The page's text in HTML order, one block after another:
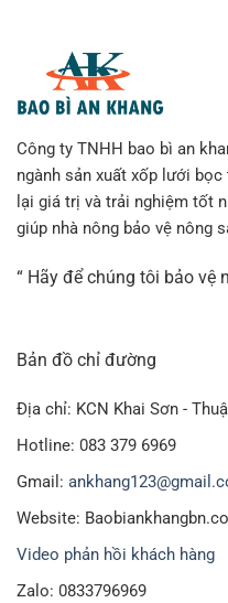
Công ty TNHH bao bì an
ngành sản xuất xốp lưới
lại giá trị và trải nghiệm tốt
giúp nhà nông bảo vệ nông
“ Hãy để chúng tôi bảo vệ
Bản đồ chỉ đường
Địa chỉ: KCN Khai Sơn -
Hotline: 083 379 6969
Gmail:
Website:
Video phản hồi khách hàng
Zalo: 0833796969